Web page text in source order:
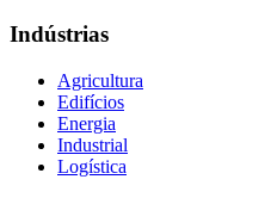
Indústrias
Agricultura
Edifícios
Energia
Industrial
Logística